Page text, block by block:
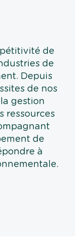
de
de
Depuis
de nos
gestion
ressources
de
à